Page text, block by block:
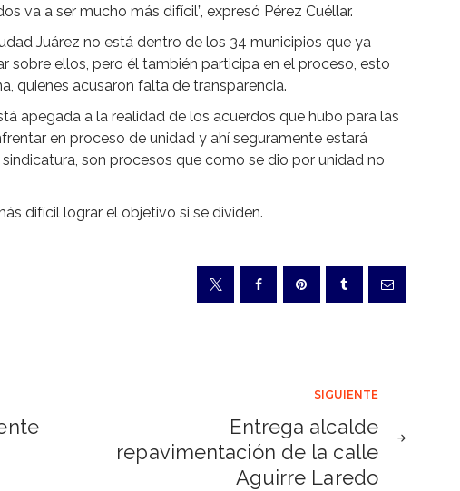
va a ser mucho más difícil”, expresó Pérez Cuéllar.
Juárez no está dentro de los 34 municipios que ya
sobre ellos, pero él también participa en el proceso, esto
quienes acusaron falta de transparencia.
apegada a la realidad de los acuerdos que hubo para las
en proceso de unidad y ahí seguramente estará
son procesos que como se dio por unidad no
difícil lograr el objetivo si se dividen.
SIGUIENTE
Entrega alcalde
repavimentación de la calle
Aguirre Laredo